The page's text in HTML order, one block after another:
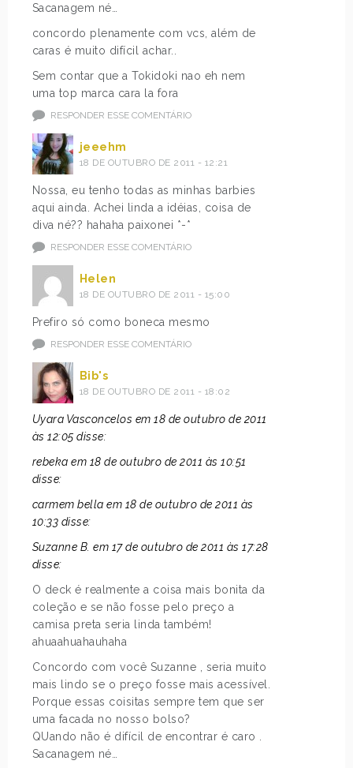
Sacanagem né…
concordo plenamente com vcs, além de
caras é muito difícil achar..
Sem contar que a Tokidoki nao eh nem
uma top marca cara la fora
RESPONDER ESSE COMENTÁRIO
jeeehm
18 DE OUTUBRO DE 2011 - 12:21
Nossa, eu tenho todas as minhas barbies
aqui ainda. Achei linda a idéias, coisa de
diva né?? hahaha paixonei *-*
RESPONDER ESSE COMENTÁRIO
Helen
18 DE OUTUBRO DE 2011 - 15:00
Prefiro só como boneca mesmo
RESPONDER ESSE COMENTÁRIO
Bib's
18 DE OUTUBRO DE 2011 - 18:02
Uyara Vasconcelos em 18 de outubro de 2011
às 12:05 disse:
rebeka em 18 de outubro de 2011 às 10:51
disse:
carmem bella em 18 de outubro de 2011 às
10:33 disse:
Suzanne B. em 17 de outubro de 2011 às 17:28
disse:
O deck é realmente a coisa mais bonita da
coleção e se não fosse pelo preço a
camisa preta seria linda também!
ahuaahuahauhaha
Concordo com você Suzanne , seria muito
mais lindo se o preço fosse mais acessível.
Porque essas coisitas sempre tem que ser
uma facada no nosso bolso?
QUando não é difícil de encontrar é caro .
Sacanagem né…